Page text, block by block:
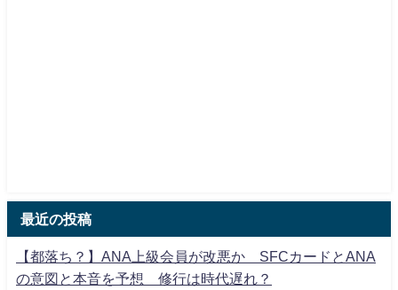
最近の投稿
【都落ち？】ANA上級会員が改悪か SFCカードとANA
の意図と本音を予想 修行は時代遅れ？